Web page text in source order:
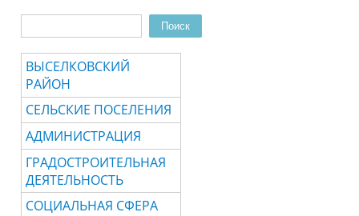
Поиск
ВЫСЕЛКОВСКИЙ
РАЙОН
СЕЛЬСКИЕ ПОСЕЛЕНИЯ
АДМИНИСТРАЦИЯ
ГРАДОСТРОИТЕЛЬНАЯ
ДЕЯТЕЛЬНОСТЬ
СОЦИАЛЬНАЯ СФЕРА